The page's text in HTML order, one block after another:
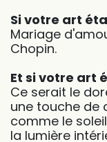
Si votre art
Mariage
Chopin.
Et si votre art
Ce serait le
une touche de
comme le
la lumière